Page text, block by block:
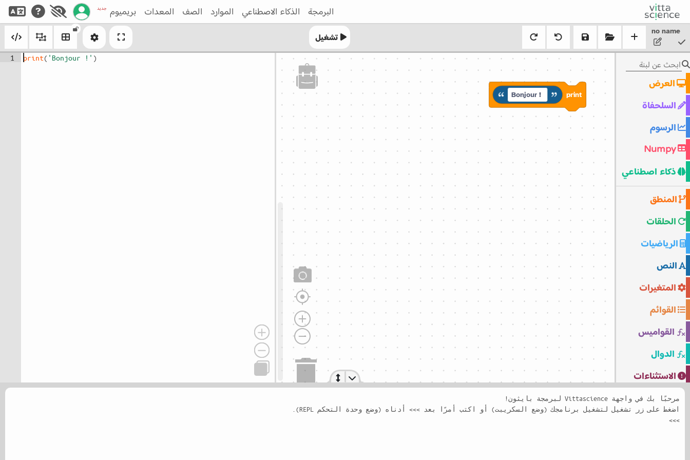
البرمجة الذكاء الاصطناعي الموارد الصف المعدات بريميوم جديد إدارة حسابك
no name
تشغيل
العرض
السلحفاة
الرسوم
Numpy
ذكاء اصطناعي
المنطق
الحلقات
الرياضيات
النص
المتغيرات
القوائم
القواميس
الدوال
الاستثناءات
Bonjour !‏ print‏
1 print( 'Bonjour !' )
مرحبًا بك في واجهة Vittascience لبرمجة بايثون!
>>>